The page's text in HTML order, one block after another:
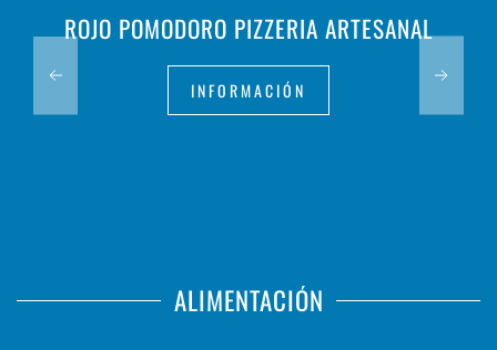
ROJO POMODORO PIZZERIA ARTESANAL
INFORMACIÓN
ALIMENTACIÓN